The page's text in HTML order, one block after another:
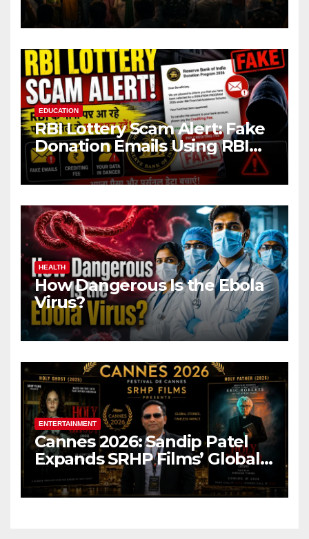
EDUCATION
RBI Lottery Scam Alert: Fake
Donation Emails Using RBI
Name Target Indian Users
HEALTH
How Dangerous Is the Ebola
Virus?
ENTERTAINMENT
Cannes 2026: Sandip Patel
Expands SRHP Films’ Global
Reach